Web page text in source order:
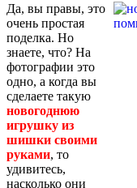
Да, вы правы, это
очень простая
поделка. Но
знаете, что? На
фотографии это
одно, а когда вы
сделаете такую
новогоднюю
игрушку из
шишки своими
руками, то
удивитесь,
насколько они